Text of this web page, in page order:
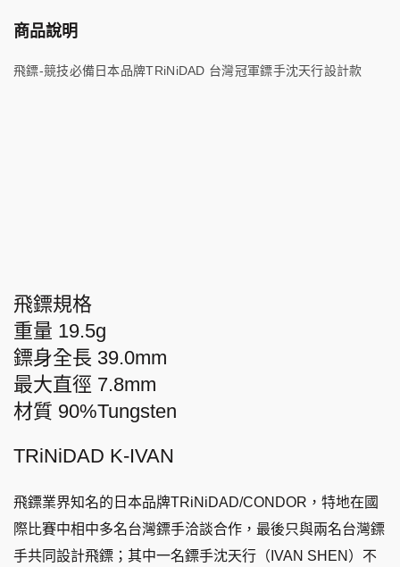
商品說明
飛鏢-競技必備日本品牌TRiNiDAD 台灣冠軍鏢手沈天行設計款
飛鏢規格
重量 19.5g
鏢身全長 39.0mm
最大直徑 7.8mm
材質 90%Tungsten
TRiNiDAD K-IVAN
飛鏢業界知名的日本品牌TRiNiDAD/CONDOR，特地在國
際比賽中相中多名台灣鏢手洽談合作，最後只與兩名台灣鏢
手共同設計飛鏢；其中一名鏢手沈天行（IVAN SHEN）不